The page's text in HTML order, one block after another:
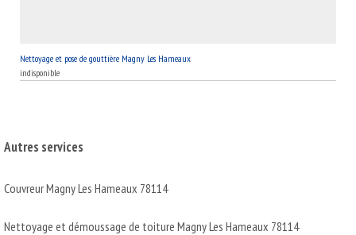
Nettoyage et pose de gouttière Magny Les Hameaux
indisponible
Autres services
Couvreur Magny Les Hameaux 78114
Nettoyage et démoussage de toiture Magny Les Hameaux 78114